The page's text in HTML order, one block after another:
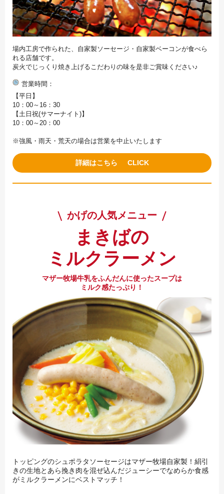
場内工房で作られた、自家製ソーセージ・自家製ベーコンが食べら
れる店舗です。
炭火でじっくり焼き上げるこだわりの味を是非ご賞味ください♪
営業時間
【平日】
10：00～16：30
【土日祝(サマーナイト)】
10：00～20：00
※強風・雨天・荒天の場合は営業を中止いたします
詳細はこちら
かげの人気メニュー
まきばの
ミルクラーメン
マザー牧場牛乳をふんだんに使ったスープは
ミルク感たっぷり！
トッピングのシュポラタソーセージはマザー牧場自家製！絹引
きの生地とあら挽き肉を混ぜ込んだジューシーでなめらか食感
がミルクラーメンにベストマッチ！